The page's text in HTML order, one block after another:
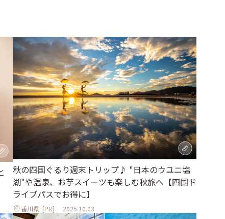
秋の四国ぐるり週末トリップ♪ "日本のウユニ塩
湖"や温泉、お芋スイーツも楽しむ秋旅へ【四国ド
ライブパスでお得に】
香川県 [PR] 2025.10.03